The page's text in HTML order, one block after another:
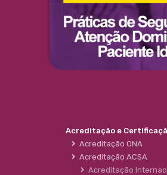
Acreditação e
Acreditação ONA
Acreditação ACSA
Acreditação